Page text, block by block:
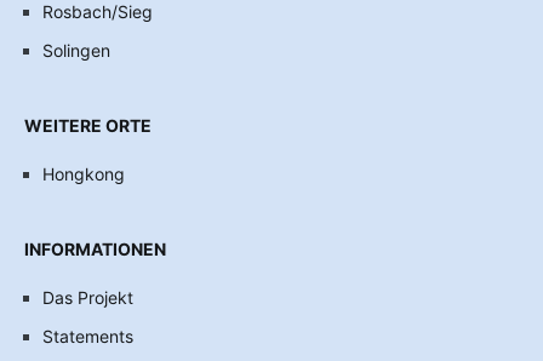
Rosbach/Sieg
Solingen
WEITERE ORTE
Hongkong
INFORMATIONEN
Das Projekt
Statements